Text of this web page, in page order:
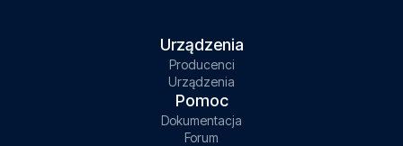
Urządzenia
Producenci
Urządzenia
Pomoc
Dokumentacja
Forum